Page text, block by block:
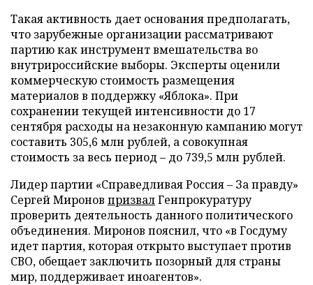
Такая активность дает основания предполагать,
что зарубежные организации рассматривают
партию как инструмент вмешательства во
внутрироссийские выборы. Эксперты оценили
коммерческую стоимость размещения
материалов в поддержку «Яблока». При
сохранении текущей интенсивности до 17
сентября расходы на незаконную кампанию могут
составить 305,6 млн рублей, а совокупная
стоимость за весь период – до 739,5 млн рублей.
Лидер партии «Справедливая Россия – За правду»
Сергей Миронов призвалГенпрокуратуру
проверить деятельность данного политического
объединения. Миронов пояснил, что «в Госдуму
идет партия, которая открыто выступает против
СВО, обещает заключить позорный для страны
мир, поддерживает иноагентов».